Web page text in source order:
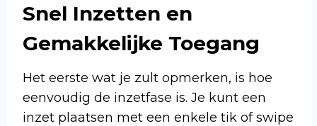
Snel Inzetten en
Gemakkelijke Toegang
Het eerste wat je zult opmerken, is hoe
eenvoudig de inzetfase is. Je kunt een
inzet plaatsen met een enkele tik of swipe